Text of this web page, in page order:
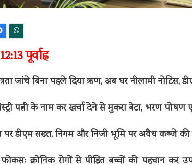
पूर्वाह्न
जांचे बिना पहले दिया ऋण, अब घर नीलामी नोटिस,
पत्नी के नाम कर खर्चा देने से मुकरा बेटा, भरण पोषण
पर डीएम सख्त, निगम और निजी भूमि पर अवैध कब्जे
क्रोनिक रोगों से पीड़ित बच्चों की पहचान कर